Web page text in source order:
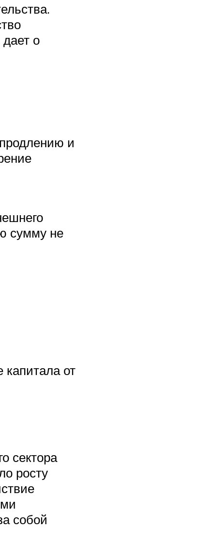
о
и
сумму не
от
сектора
росту
собой